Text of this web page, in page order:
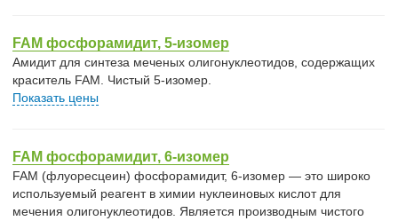
FAM фосфорамидит, 5-изомер
Амидит для синтеза меченых олигонуклеотидов, содержащих
краситель FAM. Чистый 5-изомер.
Показать цены
FAM фосфорамидит, 6-изомер
FAM (флуоресцеин) фосфорамидит, 6-изомер — это широко
используемый реагент в химии нуклеиновых кислот для
мечения олигонуклеотидов. Является производным чистого